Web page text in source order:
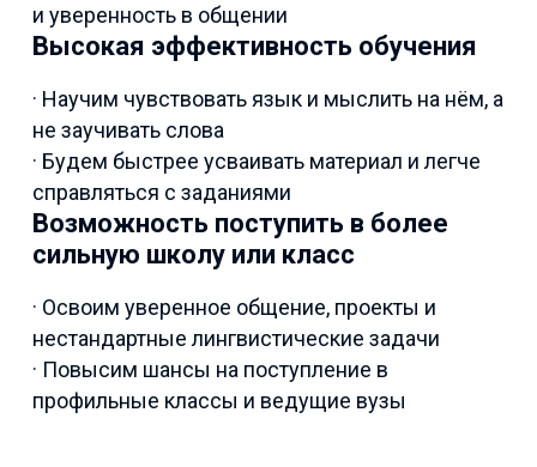
и уверенность в общении
Высокая эффективность обучения
· Научим чувствовать язык и мыслить на нём, а
не заучивать слова
· Будем быстрее усваивать материал и легче
справляться с заданиями
Возможность поступить в более
сильную школу или класс
· Освоим уверенное общение, проекты и
нестандартные лингвистические задачи
· Повысим шансы на поступление в
профильные классы и ведущие вузы